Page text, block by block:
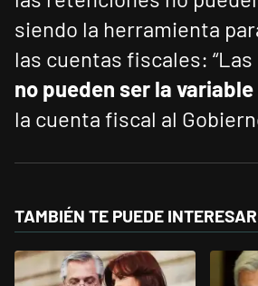
siendo la herramienta
las cuentas fiscales:
no pueden ser la variable
la cuenta fiscal al
TAMBIÉN TE PUEDE INTERESAR